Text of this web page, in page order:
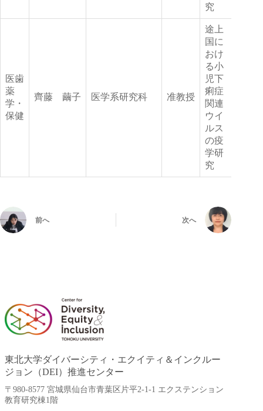
究
医歯
薬
学・
保健
齊藤 繭子 医学系研究科 准教授
途上
国に
おけ
る小
児下
痢症
関連
ウイ
ルス
の疫
学研
究
前へ 次へ
東北大学ダイバーシティ・エクイティ＆インクルー
ジョン（DEI）推進センター
〒980-8577 宮城県仙台市青葉区片平2-1-1 エクステンション
教育研究棟1階